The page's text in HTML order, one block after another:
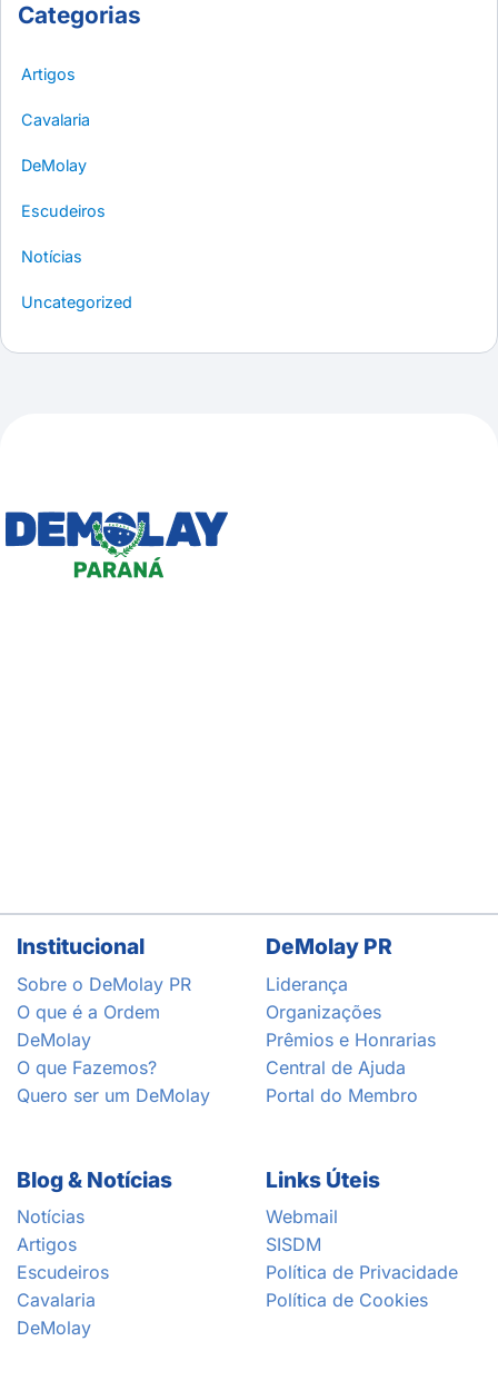
Categorias
Artigos
Cavalaria
DeMolay
Escudeiros
Notícias
Uncategorized
Institucional
Sobre o DeMolay PR
O que é a Ordem
DeMolay
O que Fazemos?
Quero ser um DeMolay
DeMolay PR
Liderança
Organizações
Prêmios e Honrarias
Central de Ajuda
Portal do Membro
Blog & Notícias
Notícias
Artigos
Escudeiros
Cavalaria
DeMolay
Links Úteis
Webmail
SISDM
Política de Privacidade
Política de Cookies